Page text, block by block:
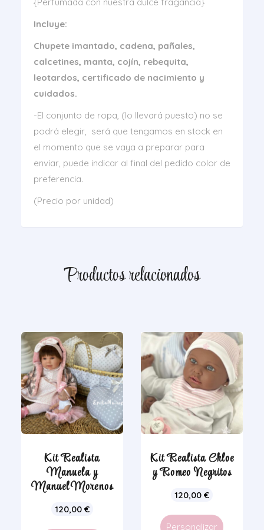
Incluye:
Chupete imantado, cadena, pañales,
calcetines, manta, cojín, rebequita,
leotardos, certificado de nacimiento y
cuidados.
-El conjunto de ropa, (lo llevará puesto) no se
podrá elegir, será que tengamos en stock en
el momento que se vaya a preparar para
enviar, puede indicar al final del pedido color de
preferencia.
(Precio por unidad)
Productos relacionados
Kit Realista
Manuela y
Manuel Morenos
120,00 €
Kit Realista Chloe
y Romeo Negritos
120,00€
Personalizar